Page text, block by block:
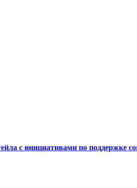
с инициативами по поддержке